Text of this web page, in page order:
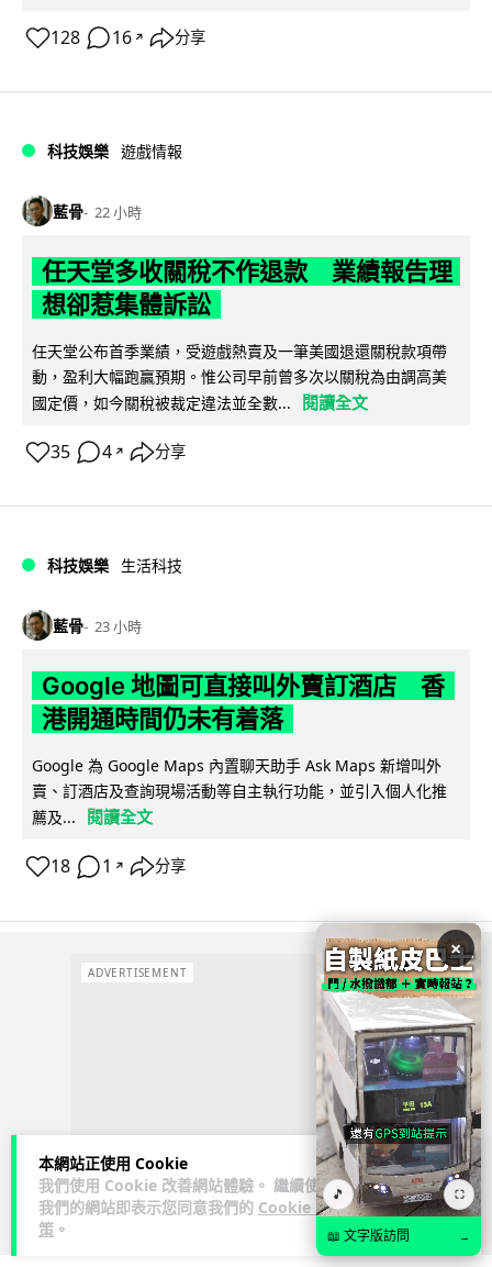
本網站正使用 Cookie
我們使用 Cookie 改善網站體驗。 繼續使用
我們的網站即表示您同意我們的 Cookie 政
策 。
128 16 ↗ 分享
科技娛樂 遊戲情報
藍骨 22 小時
任天堂多收關稅不作退款 業績報告理
想卻惹集體訴訟
任天堂公布首季業績，受遊戲熱賣及一筆美國退還關稅款項帶
動，盈利大幅跑贏預期。惟公司早前曾多次以關稅為由調高美
國定價，如今關稅被裁定違法並全數...
閱讀全文
35 4 ↗ 分享
科技娛樂 生活科技
藍骨 23 小時
Google 地圖可直接叫外賣訂酒店 香
港開通時間仍未有着落
Google 為 Google Maps 內置聊天助手 Ask Maps 新增叫外
賣、訂酒店及查詢現場活動等自主執行功能，並引入個人化推
薦及...
閱讀全文
18 1 ↗ 分享
ADVERTISEMENT
×
🎵 ⛶
📖 文字版訪問 →